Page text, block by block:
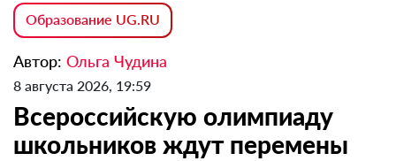
Образование UG.RU
Автор: Ольга Чудина
8 августа 2026, 19:59
Всероссийскую олимпиаду
школьников ждут перемены